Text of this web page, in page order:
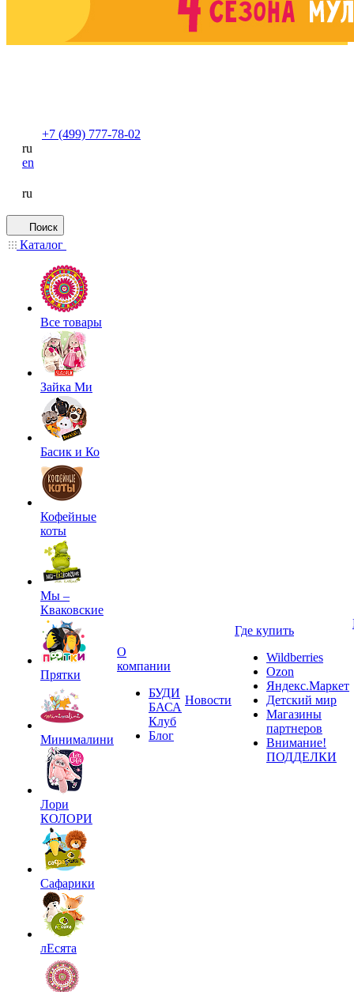
+7 (499) 777-78-02
ru
en
ru
Поиск
Каталог
Все товары
Зайка Ми
Басик и Ко
Кофейные
коты
Мы –
Кваковские
Прятки
Минималини
Лори
КОЛОРИ
Сафарики
лЕсята
О
компании
БУДИ
БАСА
Клуб
Блог
Новости
Где купить
Wildberries
Ozon
Яндекс.Маркет
Детский мир
Магазины
партнеров
Внимание!
ПОДДЕЛКИ